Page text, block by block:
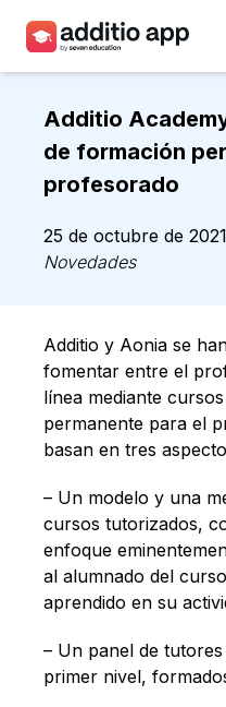
Centros
Recursos
Planes
Español
Additio
de formación
profesorado
25 de octubre de 2021
Novedades
Additio y Aonia se
fomentar entre el
línea mediante
permanente para el
basan en tres
– Un modelo y una
cursos tutorizados,
enfoque
al alumnado del
aprendido en su
– Un panel de
primer nivel,